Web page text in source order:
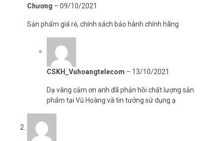
Chương – 09/10/2021
Sản phẩm giá rẻ, chính sách bảo hành chính hãng
CSKH_Vuhoangtelecom – 13/10/2021
Dạ vâng cảm ơn anh đã phản hồi chất lượng sản
phẩm tại Vũ Hoàng và tin tưởng sử dụng ạ